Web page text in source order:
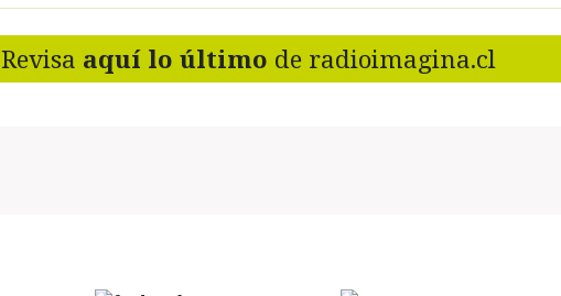
Revisa aquí lo último de radioimagina.cl